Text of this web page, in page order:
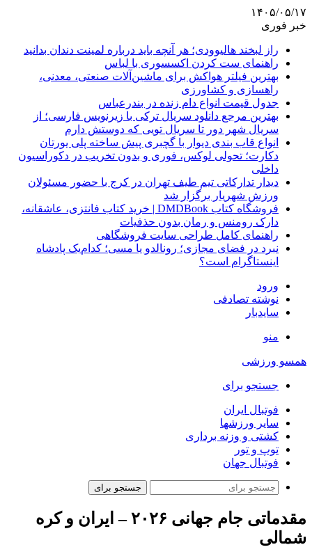
۱۴۰۵/۰۵/۱۷
خبر فوری
راز لبخند هالیوودی؛ هر آنچه باید درباره لمینت دندان بدانید
راهنمای ست کردن اکسسوری با لباس
بهترین فیلتر هواکش برای ماشین‌آلات صنعتی، معدنی،
راهسازی و کشاورزی
جدول قیمت انواع دام زنده در بندرعباس
بهترین مرجع دانلود سریال ترکی با زیرنویس فارسی؛ از
سریال شهر دور تا سریال تویی که دوستش دارم
انواع قاب بندی دیوار با گچبری پیش ساخته پلی یورتان
دکارت؛ تحولی لوکس، فوری و بدون تخریب در دکوراسیون
داخلی
دیدار تدارکاتی تیم طیف تهران در کرج با حضور مسئولان
ورزش شهریار برگزار شد
فروشگاه کتاب DMDBook | خرید کتاب فانتزی، عاشقانه،
دارک رومنس و رمان بدون حذفیات
راهنمای کامل طراحی سایت فروشگاهی
نبرد در فضای مجازی؛ رونالدو یا مسی؛ کدام‌یک پادشاه
اینستاگرام است؟
ورود
نوشته تصادفی
سایدبار
منو
همسو ورزشی
جستجو برای
فوتبال ایران
سایر ورزشها
کشتی و وزنه برداری
توپ و تور
فوتبال جهان
جستجو برای
مقدماتی جام جهانی ۲۰۲۶ – ایران و کره
شمالی